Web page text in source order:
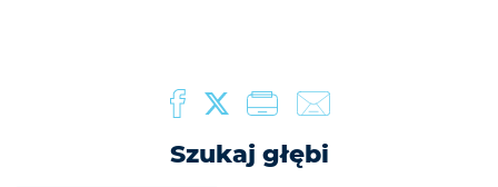
Szukaj głębi